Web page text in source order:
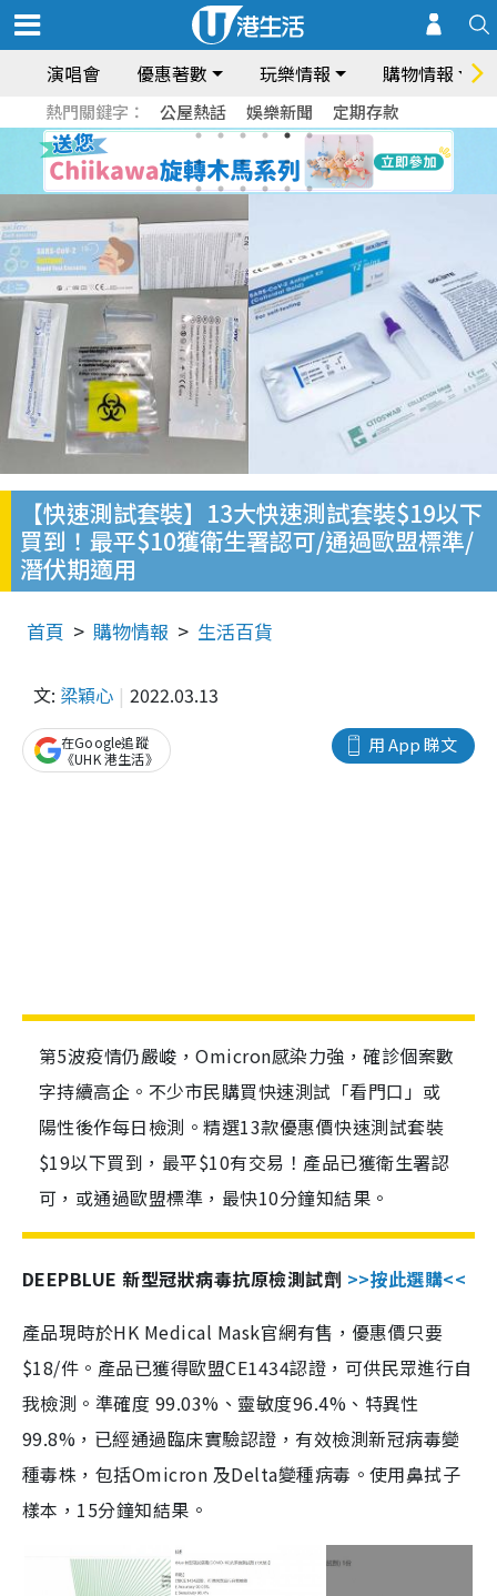
演唱會 優惠著數 玩樂情報 購物情報
熱門關鍵字： 公屋熱話 娛樂新聞 定期存款
【快速測試套裝】13大快速測試套裝$19以下
買到！最平$10獲衛生署認可/通過歐盟標準/
潛伏期適用
首頁 購物情報 生活百貨
文: 梁穎心 2022.03.13
用 App 睇文
在Google追蹤
《UHK 港生活》
第5波疫情仍嚴峻，Omicron感染力強，確診個案數
字持續高企。不少市民購買快速測試「看門口」或
陽性後作每日檢測。精選13款優惠價快速測試套裝
$19以下買到，最平$10有交易！產品已獲衛生署認
可，或通過歐盟標準，最快10分鐘知結果。
DEEPBLUE 新型冠狀病毒抗原檢測試劑 >>按此選購<<
產品現時於HK Medical Mask官網有售，優惠價只要
$18/件。產品已獲得歐盟CE1434認證，可供民眾進行自
我檢測。準確度 99.03%、靈敏度96.4%、特異性
99.8%，已經通過臨床實驗認證，有效檢測新冠病毒變
種毒株，包括Omicron 及Delta變種病毒。使用鼻拭子
樣本，15分鐘知結果。